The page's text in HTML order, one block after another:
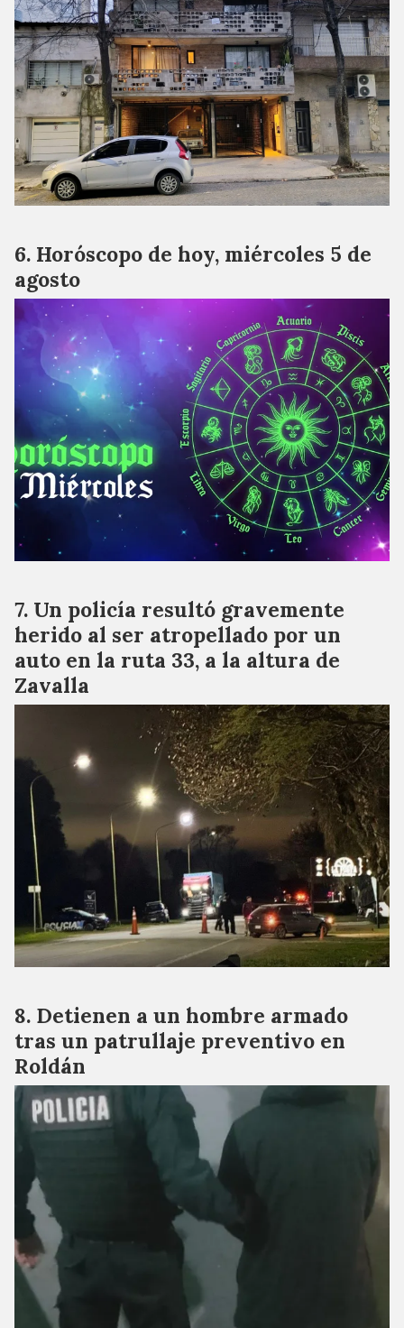
Horóscopo de hoy, miércoles 5 de
agosto
Un policía resultó gravemente
herido al ser atropellado por un
auto en la ruta 33, a la altura de
Zavalla
Detienen a un hombre armado
tras un patrullaje preventivo en
Roldán